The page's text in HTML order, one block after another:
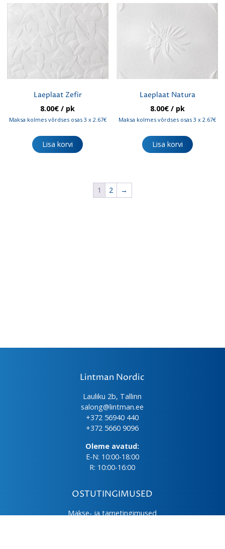
Laeplaat Zefir
8.00€ / pk
Maksa kolmes võrdses osas 3 x 2.67€
Lisa korvi
Laeplaat Natura
8.00€/ pk
Maksa kolmes võrdses osas 3 x 2.67€
Lisa korvi
1 2 →
Lintman Nordic
Lauliku 2b, Tallinn
salong@lintman.ee
+372 56940 440
+372 5660 9096
Oleme avatud:
E-N: 10:00-18:00
R: 10:00-16:00
OSTUTINGIMUSED
Makse- ja tarnetingimused